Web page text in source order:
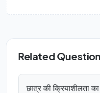
Related
छात्र की क्रियाशीलता का